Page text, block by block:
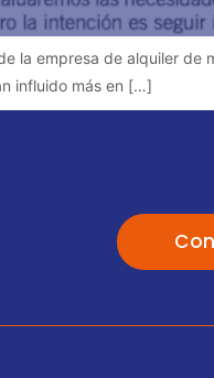
la empresa de alquiler de
influido más en […]